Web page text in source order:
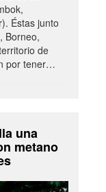
Éstas junto
Borneo,
de
por tener…
una
metano